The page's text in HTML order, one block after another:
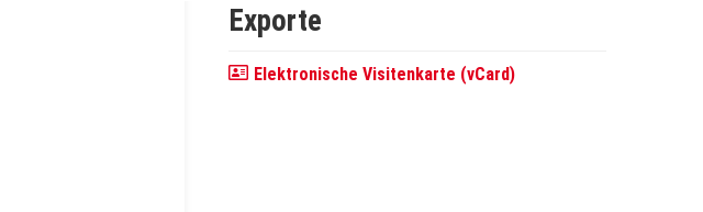
Exporte
Elektronische Visitenkarte (vCard)